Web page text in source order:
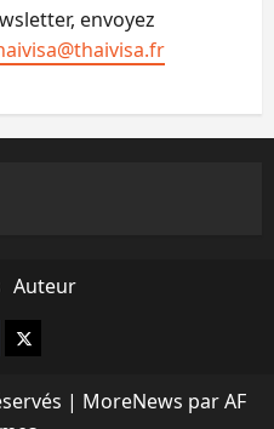
envoyez
Auteur
X
| MoreNews par AF